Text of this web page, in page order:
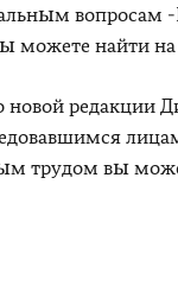
вопросам -
можете найти на
редакции
трудом вы